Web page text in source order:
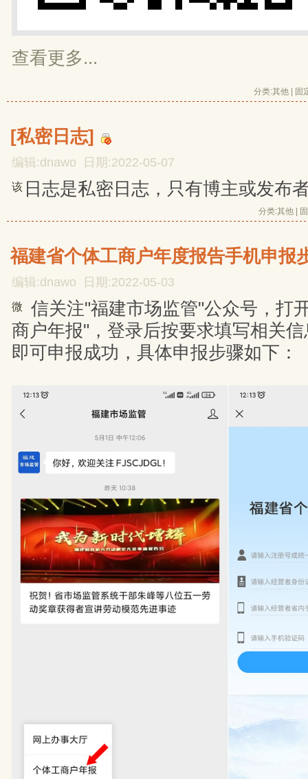
查看更多...
分类:其他 固
[私密日志]
编辑:dnawo 日期:2022-05-07
该 日志是私密日志，只有博主或发布
分类:其他
福建省个体工商户年度报告手机申报
编辑:dnawo 日期:2022-05-03
微
信关注"福建市场监管"公众号，打
商户年报"，登录后按要求填写相关
即可申报成功，具体申报步骤如下：